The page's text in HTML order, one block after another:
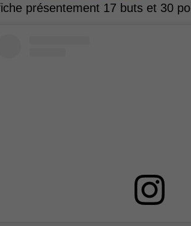
présentement 17 buts et 30